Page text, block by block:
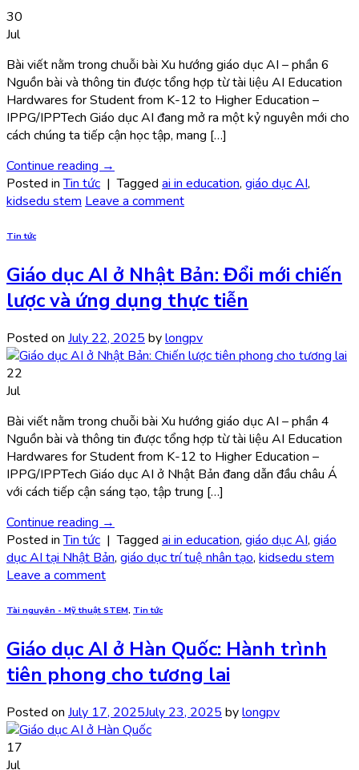
30
Jul
Bài viết nằm trong chuỗi bài Xu hướng giáo dục AI – phần 6
Nguồn bài và thông tin được tổng hợp từ tài liệu AI Education
Hardwares for Student from K-12 to Higher Education –
IPPG/IPPTech Giáo dục AI đang mở ra một kỷ nguyên mới cho
cách chúng ta tiếp cận học tập, mang […]
Continue reading →
Posted inTin tức | Tagged ai in education, giáo dục AI,
kidsedu stem Leave a comment
Tin tức
Giáo dục AI ở Nhật Bản: Đổi mới chiến
lược và ứng dụng thực tiễn
Posted on July 22, 2025 bylongpv
22
Jul
Bài viết nằm trong chuỗi bài Xu hướng giáo dục AI – phần 4
Nguồn bài và thông tin được tổng hợp từ tài liệu AI Education
Hardwares for Student from K-12 to Higher Education –
IPPG/IPPTech Giáo dục AI ở Nhật Bản đang dẫn đầu châu Á
với cách tiếp cận sáng tạo, tập trung […]
Continue reading →
Posted inTin tức | Tagged ai in education, giáo dục AI, giáo
dục AI tại Nhật Bản, giáo dục trí tuệ nhân tạo, kidsedu stem
Leave a comment
Tài nguyên - Mỹ thuật STEM, Tin tức
Giáo dục AI ở Hàn Quốc: Hành trình
tiên phong cho tương lai
Posted on July 17, 2025July 23, 2025 bylongpv
17
Jul